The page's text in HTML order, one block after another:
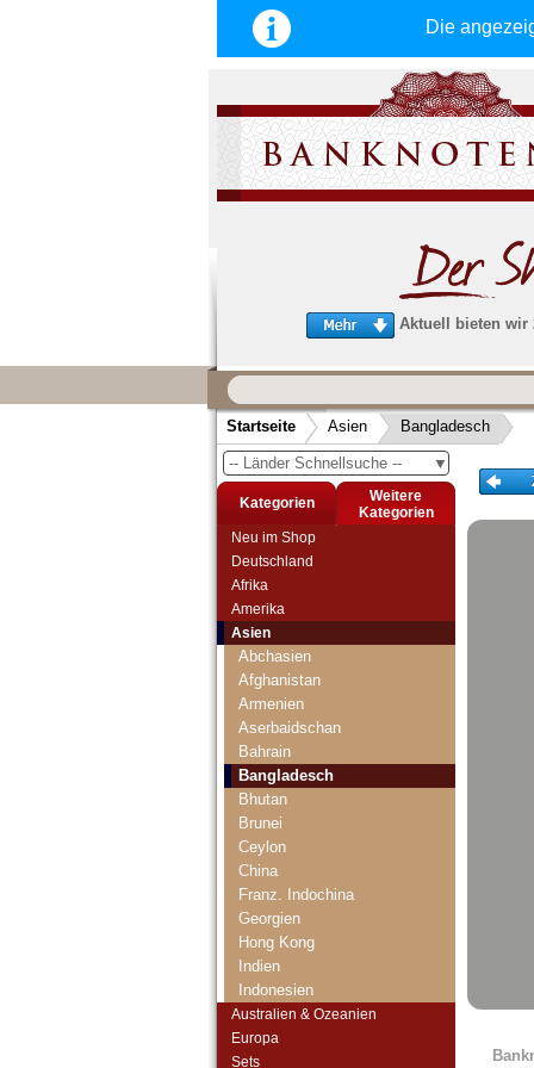
Die
Aktuell bieten wir
schnellen, sicheren und
Service
Schneller und sicherer Versand-
Bestellungen werktags bis 14:00 Uhr,
noch am selben Tag verschickt werden.
(Versand mit DHL oder Deutsche Post)
Startseite Asien Bangladesch
▼
-- Länder Schnellsuche --
Kategorien
Weitere
Kategorien
Neu im Shop
Deutschland
Afrika
Amerika
Asien
Abchasien
Afghanistan
Armenien
Aserbaidschan
Bahrain
Bangladesch
Bhutan
Brunei
Ceylon
China
Franz. Indochina
Georgien
Hong Kong
Indien
Indonesien
Irak
Iran
Iranisch Aserbaidschan
Australien & Ozeanien
Europa
Sets